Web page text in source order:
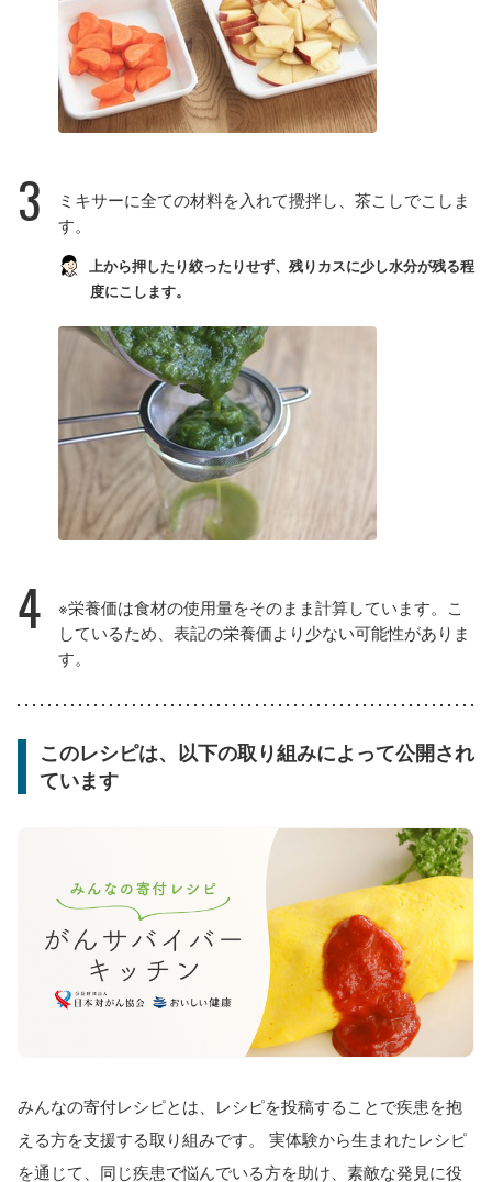
3
ミキサーに全ての材料を入れて攪拌し、茶こしでこしま
す。
上から押したり絞ったりせず、残りカスに少し水分が残る程
度にこします。
4
※栄養価は食材の使用量をそのまま計算しています。こ
しているため、表記の栄養価より少ない可能性がありま
す。
このレシピは、以下の取り組みによって公開され
ています
みんなの寄付レシピとは、レシピを投稿することで疾患を抱
える方を支援する取り組みです。 実体験から生まれたレシピ
を通じて、同じ疾患で悩んでいる方を助け、素敵な発見に役